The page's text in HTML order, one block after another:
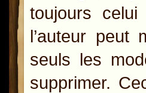
toujours
l’auteur peut
seuls les
supprimer.